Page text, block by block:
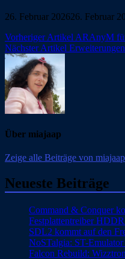
26. Februar 202626. Februar
Beitragsnavigation
Vorheriger Artikel ARAnyM
Nächster Artikel
Über miajaap
Zeige alle Beiträge von
Neueste Beiträge
Command & Conquer
Festplattentreiber
SDL2 kommt auf den
NoSTalgia: ST-
Falcon Rebuild: